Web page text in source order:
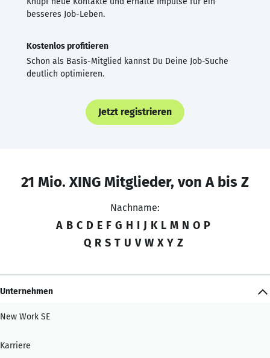
besseres Job-Leben.
Kostenlos profitieren
Schon als Basis-Mitglied kannst Du Deine Job-Suche
deutlich optimieren.
Jetzt registrieren
21 Mio. XING Mitglieder, von A bis Z
Nachname:
A B C D E F G H I J K L M N O P
Q R S T U V W X Y Z
Unternehmen
New Work SE
Karriere